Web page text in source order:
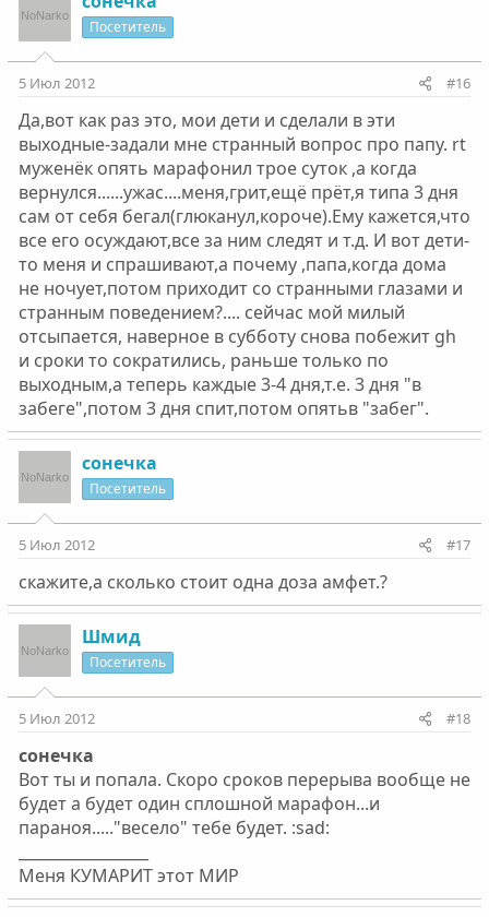
Посетитель
5 Июл 2012 #16
Да,вот как раз это, мои дети и сделали в эти
выходные-задали мне странный вопрос про папу. rt
муженёк опять марафонил трое суток ,а когда
вернулся......ужас....меня,грит,ещё прёт,я типа 3 дня
сам от себя бегал(глюканул,короче).Ему кажется,что
все его осуждают,все за ним следят и т.д. И вот дети-
то меня и спрашивают,а почему ,папа,когда дома
не ночует,потом приходит со странными глазами и
странным поведением?.... сейчас мой милый
отсыпается, наверное в субботу снова побежит gh
и сроки то сократились, раньше только по
выходным,а теперь каждые 3-4 дня,т.е. 3 дня "в
забеге",потом 3 дня спит,потом опятьв "забег".
сонечка
Посетитель
5 Июл 2012 #17
скажите,а сколько стоит одна доза амфет.?
Шмид
Посетитель
5 Июл 2012 #18
сонечка
Вот ты и попала. Скоро сроков перерыва вообще не
будет а будет один сплошной марафон...и
параноя....."весело" тебе будет. :sad:
Меня КУМАРИТ этот МИР